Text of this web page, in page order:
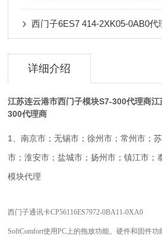
西门子6ES7 414-2XK05-0AB0代
详细介绍
江苏连云港市西门子模块S7-300代理商江
300代理商
1、南京市；无锡市；徐州市；常州市；
市；淮安市；盐城市；扬州市；镇江市；
模块代理
西门子通讯卡CP56116ES7972-0BA11-0XA0
SoftComfort使用PC上的拖放功能。硬件和固件